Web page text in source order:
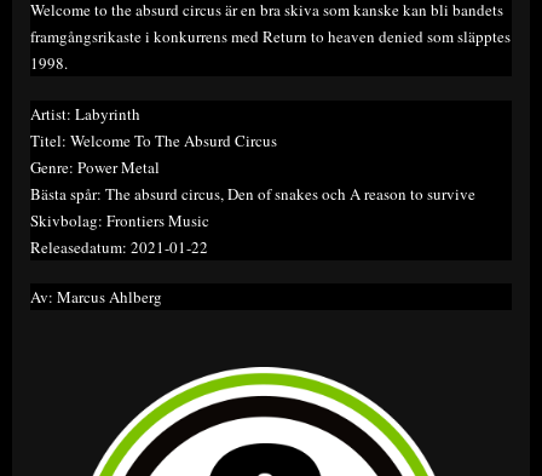
Welcome to the absurd circus är en bra skiva som kanske kan bli bandets
framgångsrikaste i konkurrens med Return to heaven denied som släpptes
1998.
Artist: Labyrinth
Titel: Welcome To The Absurd Circus
Genre: Power Metal
Bästa spår: The absurd circus, Den of snakes och A reason to survive
Skivbolag: Frontiers Music
Releasedatum: 2021-01-22
Av: Marcus Ahlberg